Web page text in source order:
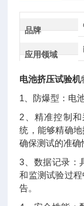
品牌
应用领域
电池挤压试验机
1、防爆型：电
2、精准控制
统，能够精确
确保测试的准确
3、数据记录：
和监测试验过
告。